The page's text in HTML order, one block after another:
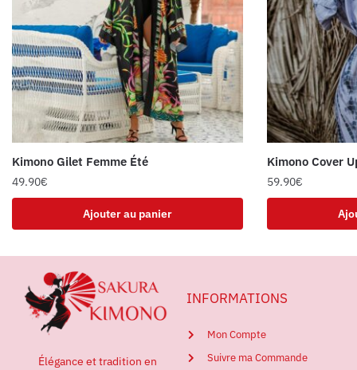
Kimono Gilet Femme Été
49.90€
Ajouter au panier
Kimono Cover
59.90€
Élégance et tradition en
INFORMATIONS
Mon Compte
Suivre ma Commande